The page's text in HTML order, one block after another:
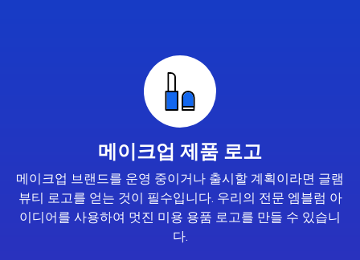
메이크업 제품 로고
메이크업 브랜드를 운영 중이거나 출시할 계획이라면 글램
뷰티 로고를 얻는 것이 필수입니다. 우리의 전문 엠블럼 아
이디어를 사용하여 멋진 미용 용품 로고를 만들 수 있습니
다.